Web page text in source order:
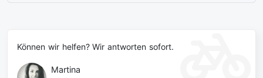
Können wir helfen? Wir antworten sofort.
Martina